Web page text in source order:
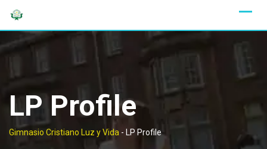
LP Profile
Gimnasio Cristiano Luz y Vida - LP Profile